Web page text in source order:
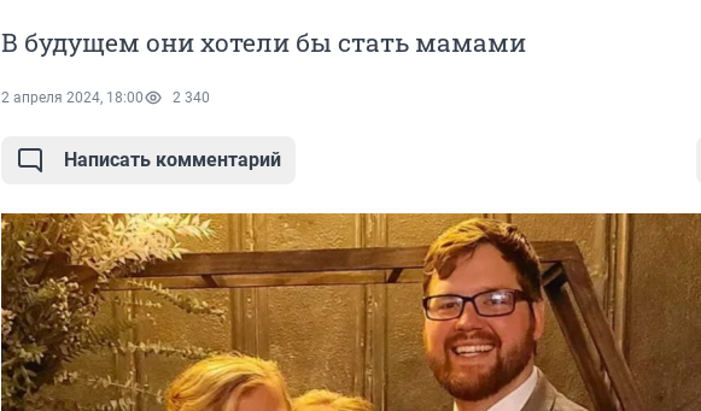
В будущем они хотели бы стать мамами
2 апреля 2024, 18:00 2 340
Написать комментарий